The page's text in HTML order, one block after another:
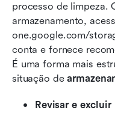
processo de limpeza.
armazenamento,
one.google.com/
conta e fornece
É uma forma mais
situação de
Revisar e